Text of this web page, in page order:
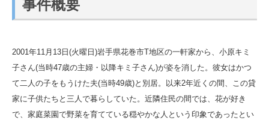
事件概要
2001年11月13日(火曜日)岩手県花巻市T地区の一軒家から、小原キミ
子さん(当時47歳の主婦・以降キミ子さん)が姿を消した。彼女はかつ
て二人の子をもうけた夫(当時49歳)と別居。以来2年近くの間、この貸
家に子供たちと三人で暮らしていた。近隣住民の間では、花が好き
で、家庭菜園で野菜を育てている穏やかな人という印象であったとい